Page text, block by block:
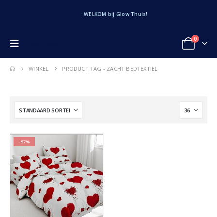
WELKOM bij Glow Thuis!
0
WINKEL PRODUCT TAG - ZACHT BEDTEXTIEL
-57%